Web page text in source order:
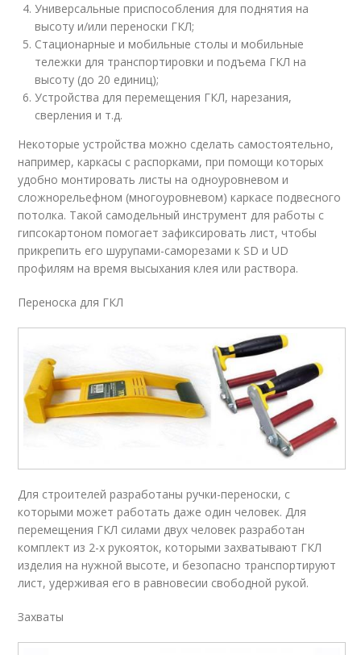
Универсальные приспособления для поднятия на
высоту и/или переноски ГКЛ;
Стационарные и мобильные столы и мобильные
тележки для транспортировки и подъема ГКЛ на
высоту (до 20 единиц);
Устройства для перемещения ГКЛ, нарезания,
сверления и т.д.
Некоторые устройства можно сделать самостоятельно,
например, каркасы с распорками, при помощи которых
удобно монтировать листы на одноуровневом и
сложнорельефном (многоуровневом) каркасе подвесного
потолка. Такой самодельный инструмент для работы с
гипсокартоном помогает зафиксировать лист, чтобы
прикрепить его шурупами-саморезами к SD и UD
профилям на время высыхания клея или раствора.
Переноска для ГКЛ
Для строителей разработаны ручки-переноски, с
которыми может работать даже один человек. Для
перемещения ГКЛ силами двух человек разработан
комплект из 2-х рукояток, которыми захватывают ГКЛ
изделия на нужной высоте, и безопасно транспортируют
лист, удерживая его в равновесии свободной рукой.
Захваты